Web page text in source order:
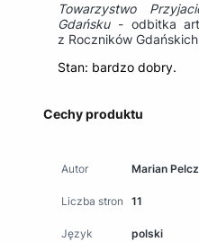
Towarzystwo
Gdańsku- odbitka
z Roczników
Stan: bardzo dobry.
Cechy produktu
Autor Marian
Liczba stron 11
Język polski